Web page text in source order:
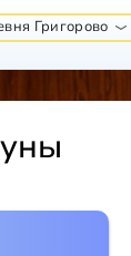
Григорово